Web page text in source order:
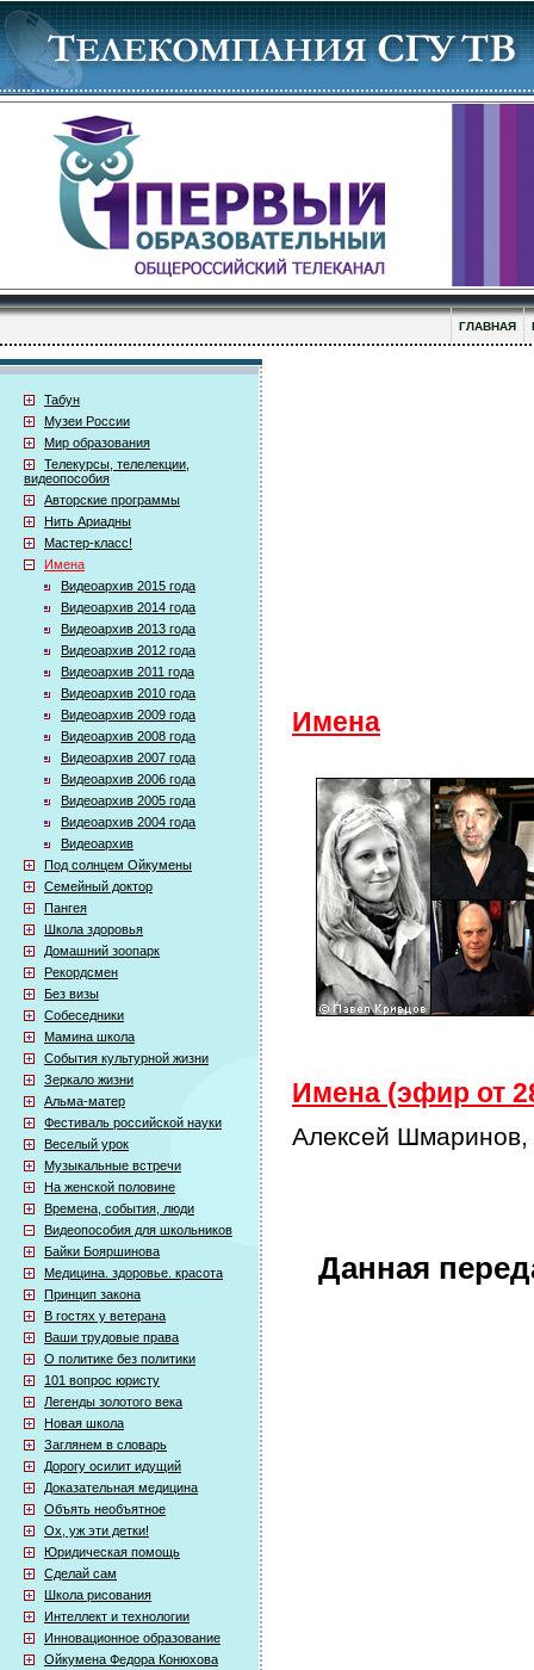
ГЛАВНАЯ
Табун
Музеи России
Мир образования
Телекурсы, телелекции,
видеопособия
Авторские программы
Нить Ариадны
Мастер-класс!
Имена
Видеоархив 2015 года
Видеоархив 2014 года
Видеоархив 2013 года
Видеоархив 2012 года
Видеоархив 2011 года
Видеоархив 2010 года
Видеоархив 2009 года
Видеоархив 2008 года
Видеоархив 2007 года
Видеоархив 2006 года
Видеоархив 2005 года
Видеоархив 2004 года
Видеоархив
Под солнцем Ойкумены
Семейный доктор
Пангея
Школа здоровья
Домашний зоопарк
Рекордсмен
Без визы
Собеседники
Мамина школа
События культурной жизни
Зеркало жизни
Альма-матер
Фестиваль российской науки
Веселый урок
Музыкальные встречи
На женской половине
Времена, события, люди
Видеопособия для школьников
Байки Бояршинова
Медицина. здоровье. красота
Принцип закона
В гостях у ветерана
Ваши трудовые права
О политике без политики
101 вопрос юристу
Легенды золотого века
Новая школа
Заглянем в словарь
Дорогу осилит идущий
Доказательная медицина
Объять необъятное
Ох, уж эти детки!
Юридическая помощь
Сделай сам
Школа рисования
Интеллект и технологии
Инновационное образование
Ойкумена Федора Конюхова
Имена
Имена (эфир от
Алексей Шмаринов,
Данная